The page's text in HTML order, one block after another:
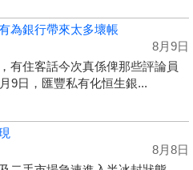
為銀行帶來太多壞帳
8月9日
有住客話今次真係俾那些評論員
9日，匯豐私有化恒生銀...
8月8日